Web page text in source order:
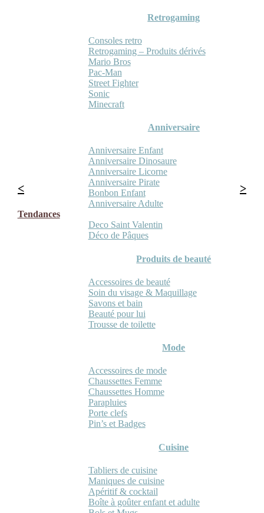
Retrogaming
Consoles retro
Retrogaming – Produits dérivés
Mario Bros
Pac-Man
Street Fighter
Sonic
Minecraft
Anniversaire
Anniversaire Enfant
Anniversaire Dinosaure
Anniversaire Licorne
Anniversaire Pirate
Bonbon Enfant
Anniversaire Adulte
Tendances
Deco Saint Valentin
Déco de Pâques
Produits de beauté
Accessoires de beauté
Soin du visage & Maquillage
Savons et bain
Beauté pour lui
Trousse de toilette
Mode
Accessoires de mode
Chaussettes Femme
Chaussettes Homme
Parapluies
Porte clefs
Pin’s et Badges
Cuisine
Tabliers de cuisine
Maniques de cuisine
Apéritif & cocktail
Boîte à goûter enfant et adulte